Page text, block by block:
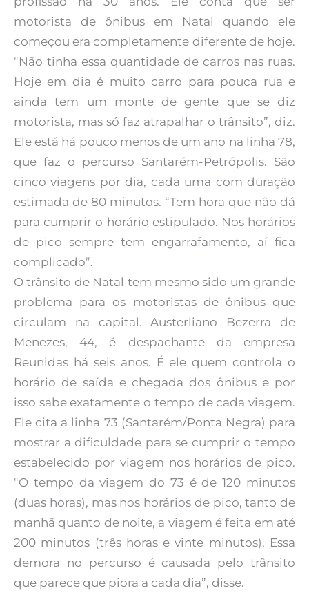
motorista de ônibus em Natal quando ele
começou era completamente diferente de hoje.
“Não tinha essa quantidade de carros nas ruas.
Hoje em dia é muito carro para pouca rua e
ainda tem um monte de gente que se diz
motorista, mas só faz atrapalhar o trânsito”, diz.
Ele está há pouco menos de um ano na linha 78,
que faz o percurso Santarém-Petrópolis. São
cinco viagens por dia, cada uma com duração
estimada de 80 minutos. “Tem hora que não dá
para cumprir o horário estipulado. Nos horários
de pico sempre tem engarrafamento, aí fica
complicado”.
O trânsito de Natal tem mesmo sido um grande
problema para os motoristas de ônibus que
circulam na capital. Austerliano Bezerra de
Menezes, 44, é despachante da empresa
Reunidas há seis anos. É ele quem controla o
horário de saída e chegada dos ônibus e por
isso sabe exatamente o tempo de cada viagem.
Ele cita a linha 73 (Santarém/Ponta Negra) para
mostrar a dificuldade para se cumprir o tempo
estabelecido por viagem nos horários de pico.
“O tempo da viagem do 73 é de 120 minutos
(duas horas), mas nos horários de pico, tanto de
manhã quanto de noite, a viagem é feita em até
200 minutos (três horas e vinte minutos). Essa
demora no percurso é causada pelo trânsito
que parece que piora a cada dia”, disse.